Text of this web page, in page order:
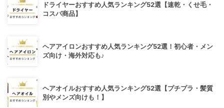
ドライヤーおすすめ人気ランキング52選【速乾・くせ毛・
コスパ商品】
ヘアアイロンおすすめ人気ランキング52選！初心者・メン
ズ向け・海外対応も♪
ヘアオイルおすすめ人気ランキング52選【プチプラ・髪質
別やメンズ向けも！】